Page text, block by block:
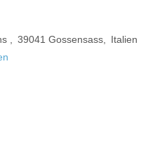
39041 Gossensass
Italien